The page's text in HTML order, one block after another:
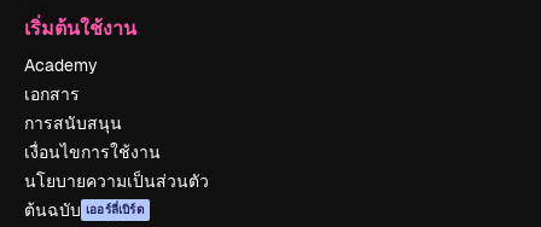
เริ่มต้นใช้งาน
Academy
เอกสาร
การสนับสนุน
เงื่อนไขการใช้งาน
นโยบายความเป็นส่วนตัว
ต้นฉบับ เออร์ลี่เบิร์ด